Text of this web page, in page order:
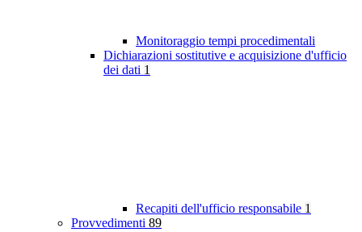
Monitoraggio tempi procedimentali
Dichiarazioni sostitutive e acquisizione d'ufficio
dei dati 1
Recapiti dell'ufficio responsabile 1
Provvedimenti 89